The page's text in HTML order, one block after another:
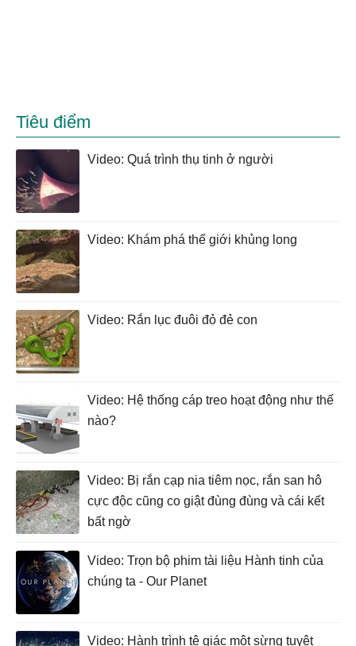
Tiêu điểm
Video: Quá trình thụ tinh ở người
Video: Khám phá thế giới khủng long
Video: Rắn lục đuôi đỏ đẻ con
Video: Hệ thống cáp treo hoạt động như thế
nào?
Video: Bị rắn cạp nia tiêm nọc, rắn san hô
cực độc cũng co giật đùng đùng và cái kết
bất ngờ
Video: Trọn bộ phim tài liệu Hành tinh của
chúng ta - Our Planet
Video: Hành trình tê giác một sừng tuyệt